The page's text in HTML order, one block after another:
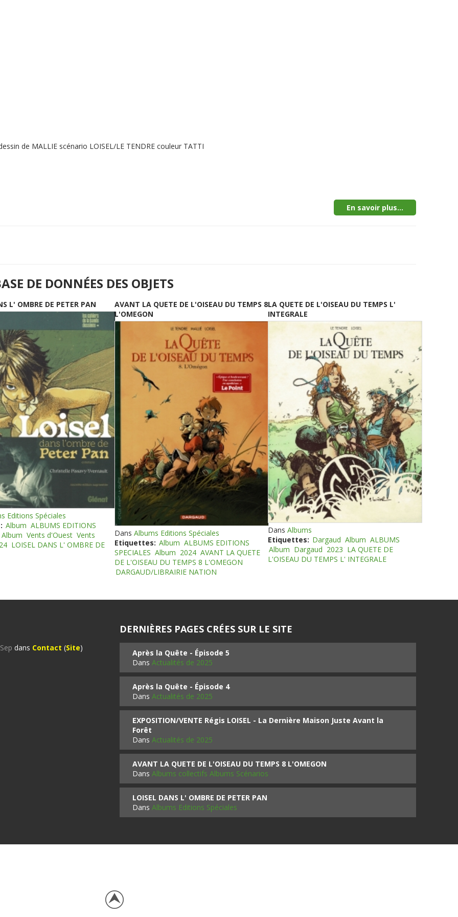
de MALLIE scénario LOISEL/LE TENDRE couleur TATTI
En savoir plus...
DE DONNÉES DES OBJETS
L' OMBRE DE PETER PAN
Editions Spéciales
Album ALBUMS EDITIONS
Album Vents d'Ouest Vents
LOISEL DANS L' OMBRE DE
AVANT LA QUETE DE L'OISEAU DU TEMPS 8
L'OMEGON
Dans Albums Editions Spéciales
Etiquettes: Album ALBUMS EDITIONS
SPECIALES Album 2024 AVANT LA QUETE
DE L'OISEAU DU TEMPS 8 L'OMEGON
DARGAUD/LIBRAIRIE NATION
LA QUETE DE L'OISEAU DU TEMPS L'
INTEGRALE
Dans Albums
Etiquettes: Dargaud Album ALBUMS
Album Dargaud 2023 LA QUETE DE
L'OISEAU DU TEMPS L' INTEGRALE
dans Contact (Site)
DERNIÈRES PAGES CRÉES SUR LE SITE
Après la Quête - Épisode 5
Dans Actualités de 2025
Après la Quête - Épisode 4
Dans Actualités de 2025
EXPOSITION/VENTE Régis LOISEL - La Dernière Maison Juste Avant la
Forêt
Dans Actualités de 2025
AVANT LA QUETE DE L'OISEAU DU TEMPS 8 L'OMEGON
Dans Albums collectifs Albums Scénarios
LOISEL DANS L' OMBRE DE PETER PAN
Dans Albums Editions Spéciales